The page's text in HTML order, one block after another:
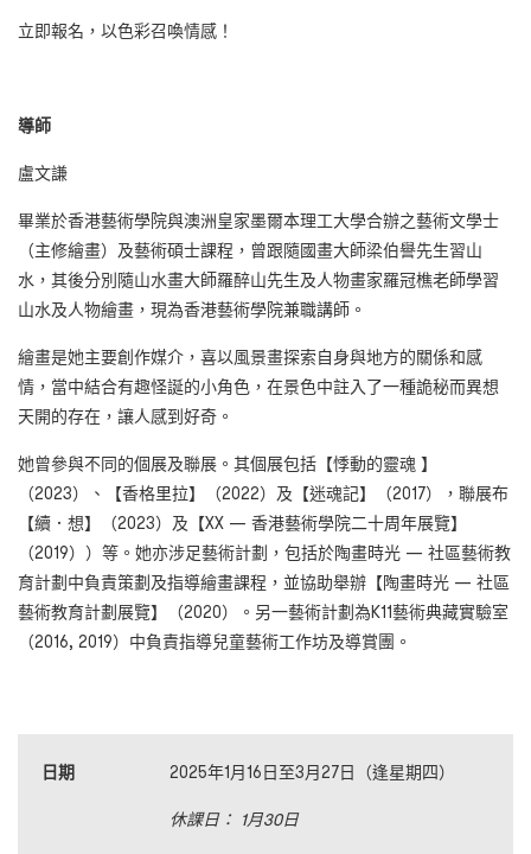
立即報名，以色彩召喚情感！
導師
盧文謙
畢業於香港藝術學院與澳洲皇家墨爾本理工大學合辦之藝術文學士
（主修繪畫）及藝術碩士課程，曾跟隨國畫大師梁伯譽先生習山
水，其後分別隨山水畫大師羅醉山先生及人物畫家羅冠樵老師學習
山水及人物繪畫，現為香港藝術學院兼職講師。
繪畫是她主要創作媒介，喜以風景畫探索自身與地方的關係和感
情，當中結合有趣怪誕的小角色，在景色中註入了一種詭秘而異想
天開的存在，讓人感到好奇。
她曾參與不同的個展及聯展。其個展包括【悸動的靈魂 】
（2023）、【香格里拉】（2022）及【迷魂記】（2017），聯展布
【續．想】（2023）及【XX — 香港藝術學院二十周年展覽】
（2019））等。她亦涉足藝術計劃，包括於陶畫時光 — 社區藝術教
育計劃中負責策劃及指導繪畫課程，並協助舉辦【陶畫時光 — 社區
藝術教育計劃展覽】（2020）。另一藝術計劃為K11藝術典藏實驗室
（2016, 2019）中負責指導兒童藝術工作坊及導賞團。
日期 2025年1月16日至3月27日（逢星期四）
休課日： 1月30日